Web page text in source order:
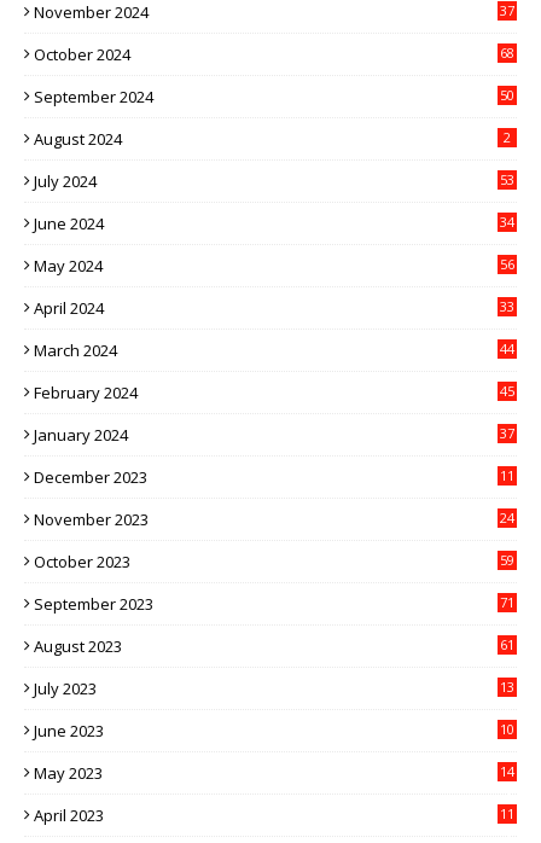
November 2024 37
October 2024 68
September 2024 50
August 2024 2
July 2024 53
June 2024 34
May 2024 56
April 2024 33
March 2024 44
February 2024 45
January 2024 37
December 2023 11
November 2023 24
October 2023 59
September 2023 71
August 2023 61
July 2023
13
June 2023
10
May 2023
14
April 2023
11